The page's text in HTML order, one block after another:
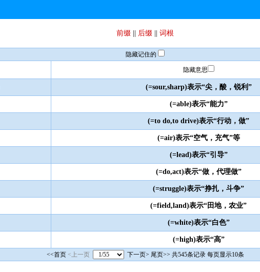
前缀 后缀 词根
隐藏记住的
隐藏意思
(=sour,sharp)表示“尖，酸，锐利”
(=able)表示“能力”
(=to do,to drive)表示“行动，做”
(=air)表示“空气，充气”等
(=lead)表示“引导”
(=do,act)表示“做，代理做”
(=struggle)表示“挣扎，斗争”
(=field,land)表示“田地，农业”
(=white)表示“白色”
(=high)表示“高”
<<首页 <上一页 下一页> 尾页>> 共545条记录 每页显示10条